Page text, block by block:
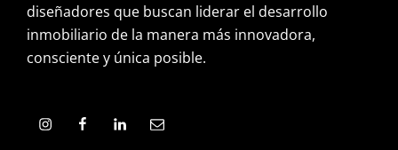
diseñadores que buscan liderar el desarrollo
inmobiliario de la manera más innovadora,
consciente y única posible.